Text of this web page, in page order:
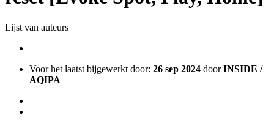
Lijst van auteurs
Voor het laatst bijgewerkt door: 26 sep 2024 doorINSIDE /
AQIPA